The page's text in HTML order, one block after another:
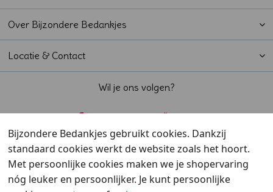
Over Bijzondere Bedankjes
Locatie & Contact
Wil je ons volgen?
Bijzondere Bedankjes gebruikt cookies. Dankzij
standaard cookies werkt de website zoals het hoort.
Met persoonlijke cookies maken we je shopervaring
nóg leuker en persoonlijker. Je kunt persoonlijke